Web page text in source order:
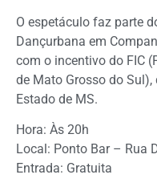
O espetáculo faz parte
Dançurbana em
com o incentivo do FIC
de Mato Grosso do
Estado de MS.
Hora: Às 20h
Local: Ponto Bar – Rua
Entrada: Gratuita